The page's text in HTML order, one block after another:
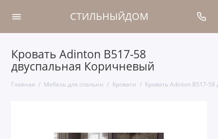
СТИЛЬНЫЙДОМ
Кровать Adinton B517-58
двуспальная Коричневый
Главная Мебель для спальни Кровати Кровать Adinton B517-